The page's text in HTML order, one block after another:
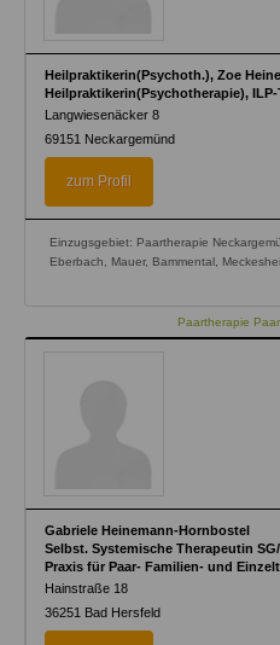
Heilpraktikerin(Psychoth.), Zoe Heine
Heilpraktikerin(Psychotherapie), ILP-
Langwiesenäcker 8
69151 Neckargemünd
zum Profil
Einzugsgebiet: Paartherapie
Eberbach, Mauer, Bammental,
Paartherapie
Gabriele Heinemann-Hornbostel
Selbst. Systemische Therapeutin
Praxis für Paar- Familien- und
Hainstraße 18
36251 Bad Hersfeld